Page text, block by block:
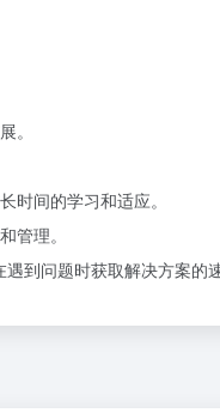
。
时间的学习和适应。
管理。
到问题时获取解决方案的